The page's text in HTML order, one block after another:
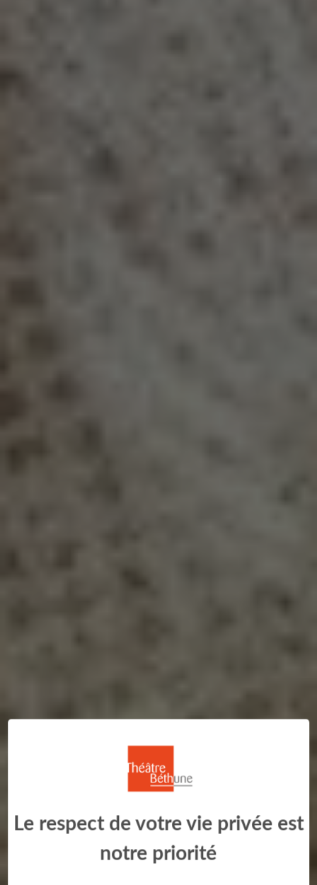
Le respect de votre vie privée est
notre priorité